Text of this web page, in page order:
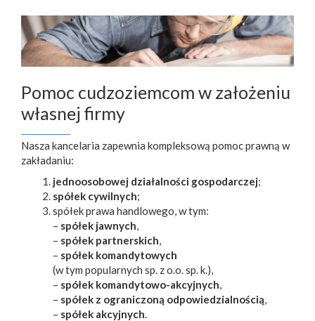
Pomoc cudzoziemcom w założeniu
własnej firmy
Nasza kancelaria zapewnia kompleksową pomoc prawną w
zakładaniu:
jednoosobowej działalności gospodarczej;
spółek cywilnych;
spółek prawa handlowego, w tym:
– spółek jawnych,
– spółek partnerskich,
– spółek komandytowych
(w tym popularnych sp. z o.o. sp. k.),
– spółek komandytowo-akcyjnych,
– spółek z ograniczoną odpowiedzialnością,
– spółek akcyjnych.